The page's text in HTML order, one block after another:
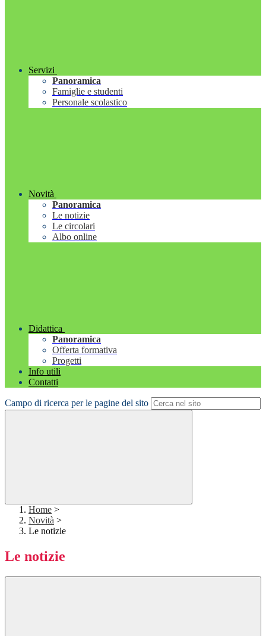
Servizi
Panoramica
Famiglie e studenti
Personale scolastico
Novità
Panoramica
Le notizie
Le circolari
Albo online
Didattica
Panoramica
Offerta formativa
Progetti
Info utili
Contatti
Campo di ricerca per le pagine del sito
Home >
Novità >
Le notizie
Le notizie